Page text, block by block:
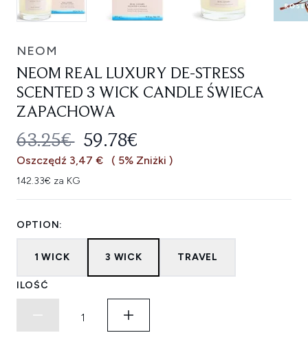
NEOM
NEOM REAL LUXURY DE-STRESS
SCENTED 3 WICK CANDLE ŚWIECA
ZAPACHOWA
SUGEROWANA CENA
63.25€ AKTUALNA CENA:
59.78€
Oszczędź 3,47 € ( 5% Zniżki )
142.33€ za KG
OPTION:
1 WICK 3 WICK TRAVEL
ILOŚĆ